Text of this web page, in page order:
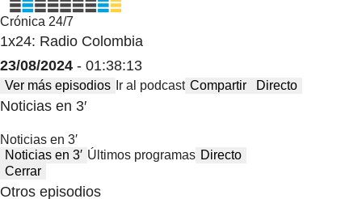
Crónica 24/7
1x24: Radio Colombia
23/08/2024 - 01:38:13
Ver más episodios Ir al podcast Compartir Directo
Noticias en 3′
Noticias en 3′
Noticias en 3′ Últimos programas Directo
Cerrar
Otros episodios